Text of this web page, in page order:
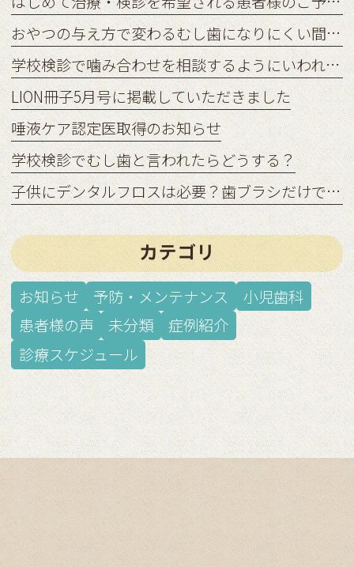
おやつの与え方で変わるむし歯になりにくい間食習慣
学校検診で噛み合わせを相談するようにいわれたら？
LION冊子5月号に掲載していただきました
唾液ケア認定医取得のお知らせ
学校検診でむし歯と言われたらどうする？
子供にデンタルフロスは必要？歯ブラシだけでは足りない理由
カテゴリ
お知らせ 予防・メンテナンス
小児歯科
患者様の声
未分類
症例紹介
診療スケジュール